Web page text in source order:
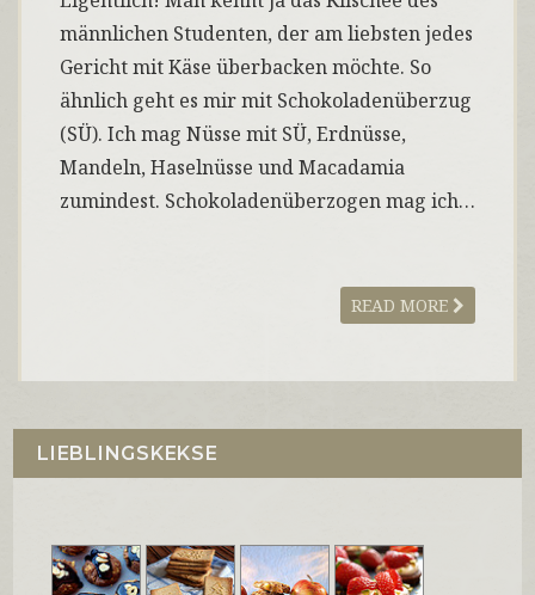
männlichen Studenten, der am liebsten jedes
Gericht mit Käse überbacken möchte. So
ähnlich geht es mir mit Schokoladenüberzug
(SÜ). Ich mag Nüsse mit SÜ, Erdnüsse,
Mandeln, Haselnüsse und Macadamia
zumindest. Schokoladenüberzogen mag ich…
READ MORE
LIEBLINGSKEKSE